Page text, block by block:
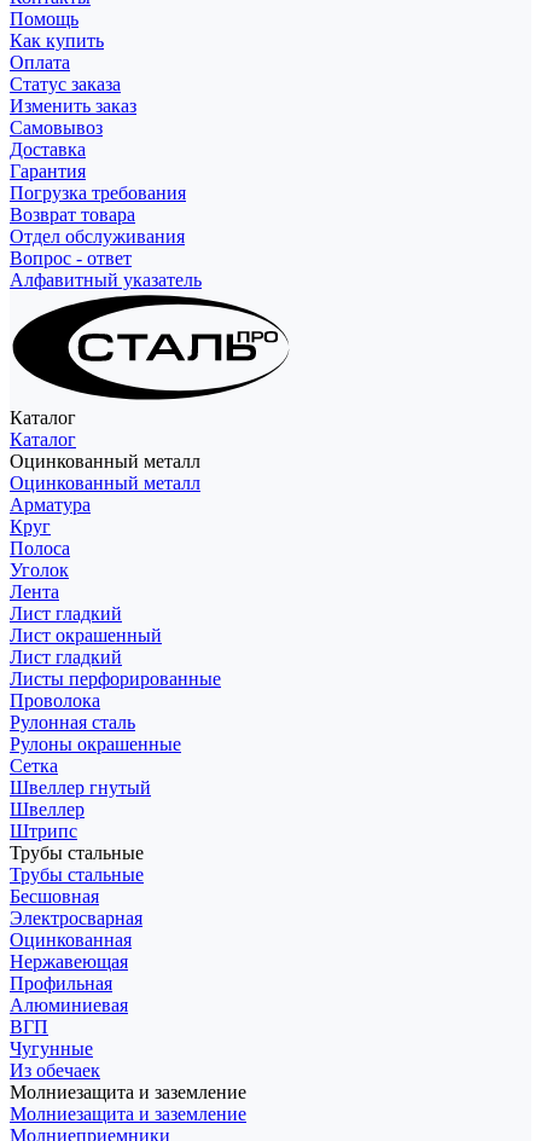
Помощь
Как купить
Оплата
Статус заказа
Изменить заказ
Самовывоз
Доставка
Гарантия
Погрузка требования
Возврат товара
Отдел обслуживания
Вопрос - ответ
Алфавитный указатель
Каталог
Каталог
Оцинкованный металл
Оцинкованный металл
Арматура
Круг
Полоса
Уголок
Лента
Лист гладкий
Лист окрашенный
Лист гладкий
Листы перфорированные
Проволока
Рулонная сталь
Рулоны окрашенные
Сетка
Швеллер гнутый
Швеллер
Штрипс
Трубы стальные
Трубы стальные
Бесшовная
Электросварная
Оцинкованная
Нержавеющая
Профильная
Алюминиевая
ВГП
Чугунные
Из обечаек
Молниезащита и заземление
Молниезащита и заземление
Молниеприемники